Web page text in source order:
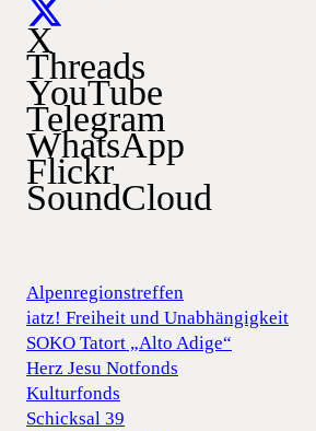
X
Threads
YouTube
Telegram
WhatsApp
Flickr
SoundCloud
Alpenregionstreffen
iatz! Freiheit und Unabhängigkeit
SOKO Tatort „Alto Adige“
Herz Jesu Notfonds
Kulturfonds
Schicksal 39